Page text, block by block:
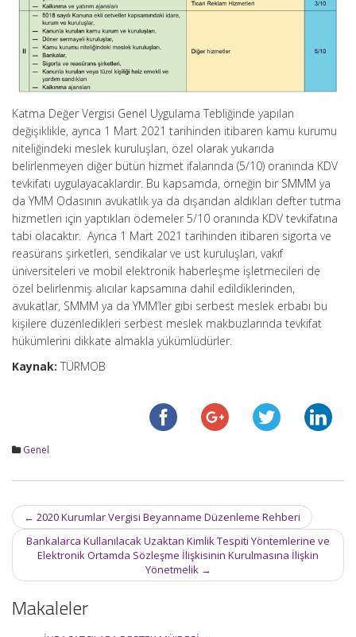
Katma Değer Vergisi Genel Uygulama Tebliğinde yapılan
değişiklikle, ayrıca 1 Mart 2021 tarihinden itibaren kamu kurumu
niteliğindeki meslek kuruluşları, özel olarak yukarıda
belirlenmeyen diğer bütün hizmet ifalarında (5/10) oranında KDV
tevkifatı uygulayacaklardır. Bu kapsamda, örneğin bir SMMM ya
da YMM Odasının avukatlık ya da dışarıdan aldıkları defter tutma
hizmetleri için yaptıkları ödemeler 5/10 oranında KDV tevkifatına
tabi olacaktır. Ayrıca 1 Mart 2021 tarihinden itibaren sigorta ve
reasürans şirketleri, sendikalar ve üst kuruluşları, vakıf
üniversiteleri ve mobil elektronik haberleşme işletmecileri de
özel belirlenmiş alıcılar kapsamına dahil edildiklerinden,
avukatlar, SMMM ya da YMM’ler gibi serbest meslek erbabı bu
kişilere düzenledikleri serbest meslek makbuzlarında tevkifat
hükümlerini dikkate almakla yükümlüdürler.
Kaynak: TÜRMOB
Genel
Post
navigation
← 2020 Kurumlar Vergisi Beyanname Düzenleme Rehberi
Bankalarca Kullanılacak Uzaktan Kimlik Tespiti Yöntemlerine ve
Elektronik Ortamda Sözleşme İlişkisinin Kurulmasına İlişkin
Yönetmelik →
Makaleler